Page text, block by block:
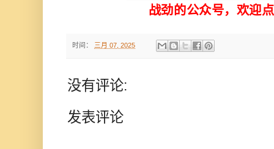
战劲的公众号，欢迎
时间： 三月 07, 2025
没有评论:
发表评论